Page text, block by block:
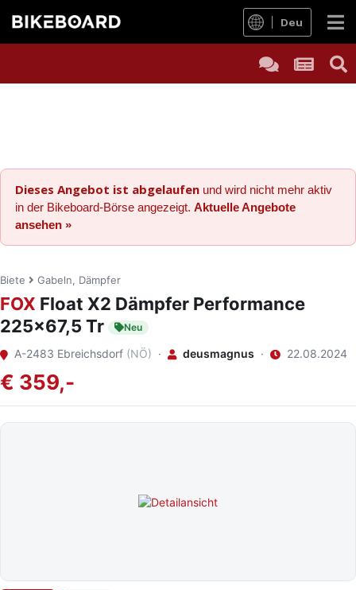
Deu
Dieses Angebot ist abgelaufen und wird nicht mehr aktiv
in der Bikeboard-Börse angezeigt. Aktuelle Angebote
ansehen »
Biete Gabeln, Dämpfer
FOX Float X2 Dämpfer Performance
225x67,5 Tr
Neu
A-2483 Ebreichsdorf (NÖ) · deusmagnus · 22.08.2024
€ 359,-